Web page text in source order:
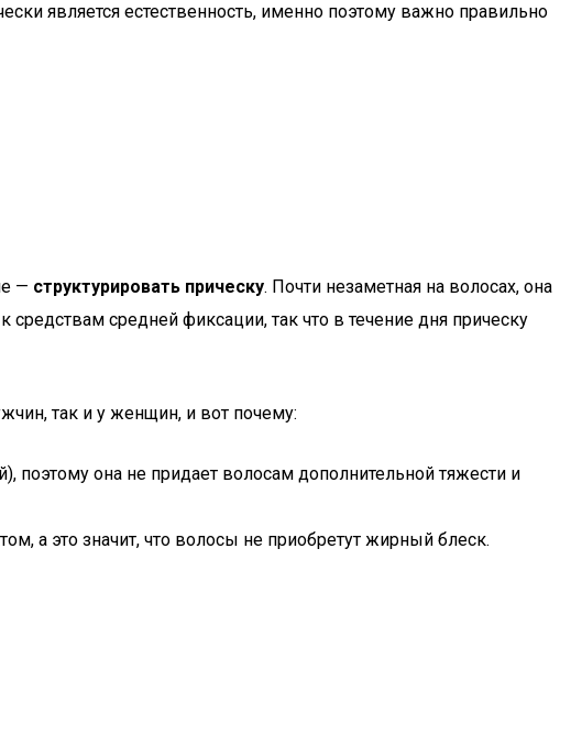
является естественность, именно поэтому важно правильно
— структурировать прическу. Почти незаметная на волосах, она
средней фиксации, так что в течение дня прическу
так и у женщин, и вот почему:
поэтому она не придает волосам дополнительной тяжести и
а это значит, что волосы не приобретут жирный блеск.